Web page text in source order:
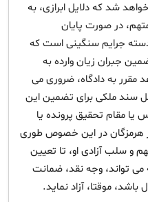
شد که دلایل ابرازی، به
در صورت پایان
دسته جرایم سنگینی است که
جبران زیان وارده به
مقرر به دادگاه، ضروری می
سند ملکی برای تضمین این
یا مقام تحقیق پرونده یا
در این خصوص طوری
و سلب آزادی او، تا تعیین
می تواند، وجه نقد، ضمانت‏
باشد، موقتا، آزاد نماید.